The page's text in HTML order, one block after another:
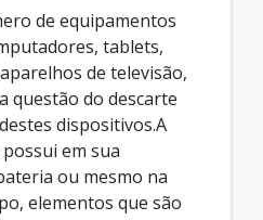
de equipamentos
tablets,
de televisão,
questão do descarte
dispositivos.A
em sua
ou mesmo na
elementos que são